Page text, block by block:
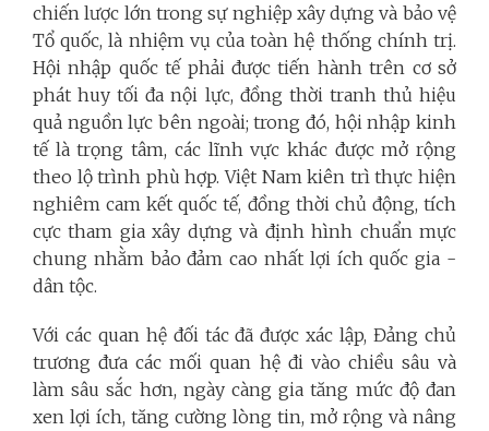
chiến lược lớn trong sự nghiệp xây dựng và bảo vệ
Tổ quốc, là nhiệm vụ của toàn hệ thống chính trị.
Hội nhập quốc tế phải được tiến hành trên cơ sở
phát huy tối đa nội lực, đồng thời tranh thủ hiệu
quả nguồn lực bên ngoài; trong đó, hội nhập kinh
tế là trọng tâm, các lĩnh vực khác được mở rộng
theo lộ trình phù hợp. Việt Nam kiên trì thực hiện
nghiêm cam kết quốc tế, đồng thời chủ động, tích
cực tham gia xây dựng và định hình chuẩn mực
chung nhằm bảo đảm cao nhất lợi ích quốc gia -
dân tộc.
Với các quan hệ đối tác đã được xác lập, Đảng chủ
trương đưa các mối quan hệ đi vào chiều sâu và
làm sâu sắc hơn, ngày càng gia tăng mức độ đan
xen lợi ích, tăng cường lòng tin, mở rộng và nâng